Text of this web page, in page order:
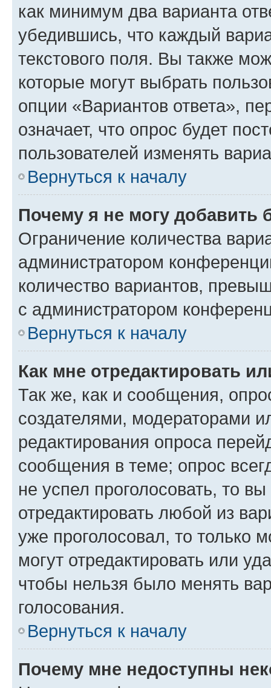
как минимум два варианта
убедившись, что каждый
текстового поля. Вы также
которые могут выбрать
опции «Вариантов ответа»,
означает, что опрос будет
пользователей изменять
Вернуться к началу
Почему я не могу добавить
Ограничение количества
администратором
количество вариантов,
с администратором
Вернуться к началу
Как мне отредактировать
Так же, как и сообщения,
создателями, модераторами
редактирования опроса
сообщения в теме; опрос
не успел проголосовать, то
отредактировать любой из
уже проголосовал, то только
могут отредактировать или
чтобы нельзя было менять
голосования.
Вернуться к началу
Почему мне недоступны